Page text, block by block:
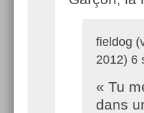
fieldog
2012) 6
« Tu
dans